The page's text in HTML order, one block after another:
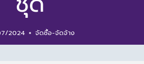
2024 จัดซื้อ-จัดจ้าง